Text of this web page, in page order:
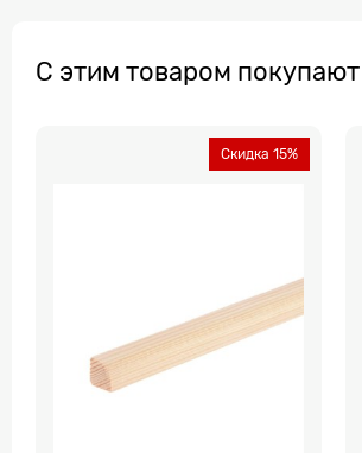
С этим товаром покупают
Скидка 15%